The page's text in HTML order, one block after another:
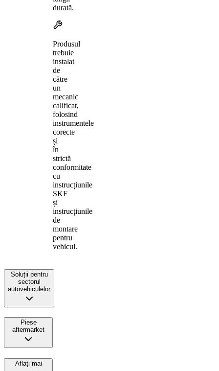
durată.
Produsul
trebuie
instalat
de
către
un
mecanic
calificat,
folosind
instrumentele
corecte
și
în
strictă
conformitate
cu
instrucțiunile
SKF
și
instrucțiunile
de
montare
pentru
vehicul.
Soluții pentru
sectorul
autovehiculelor
Piese
aftermarket
Aflați mai